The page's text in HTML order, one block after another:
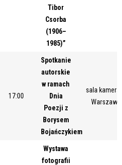
Tibor
Csorba
(1906–
1985)”
17:00
Spotkanie
autorskie
w ramach
Dnia
Poezji z
Borysem
Bojańczykiem
sala
Wystawa
fotografii